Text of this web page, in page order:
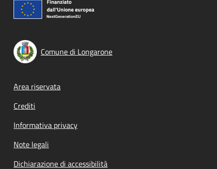
Comune di Longarone
Footer menu
Area riservata
Crediti
Informativa privacy
Note legali
Dichiarazione di accessibilità